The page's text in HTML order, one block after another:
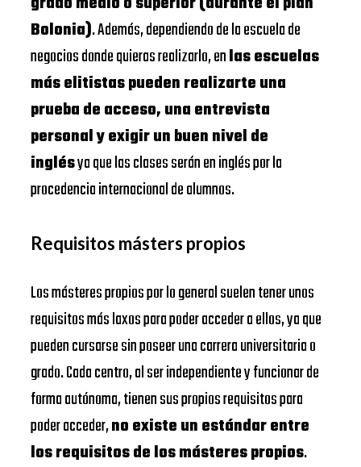
Bolonia). Además, dependiendo de la escuela de
negocios donde quieras realizarlo, enlas escuelas
más elitistas pueden realizarte una
prueba de acceso, una entrevista
personal y exigir un buen nivel de
inglésya que las clases serán en inglés por la
procedencia internacional de alumnos.
Requisitos másters propios
Los másteres propios por lo general suelen tener unos
requisitos más laxos para poder acceder a ellos, ya que
pueden cursarse sin poseer una carrera universitaria o
grado. Cada centro, al ser independiente y funcionar de
forma autónoma, tienen sus propios requisitos para
poder acceder,no existe un estándar entre
los requisitos de los másteres propios.